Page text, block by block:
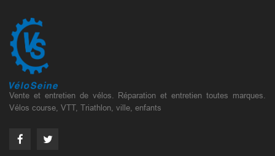
Vente et entretien de vélos. Réparation et entretien toutes marques.
Vélos course, VTT, Triathlon, ville, enfants